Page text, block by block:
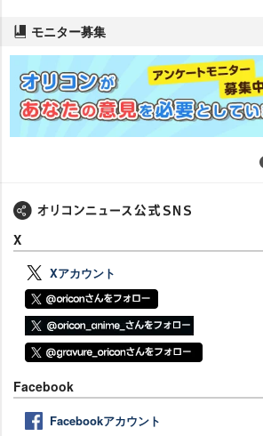
モニター募集
X
Xアカウント
Facebook
Facebookアカウント